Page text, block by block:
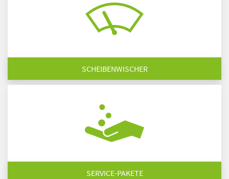
SCHEIBENWISCHER
SERVICE-PAKETE